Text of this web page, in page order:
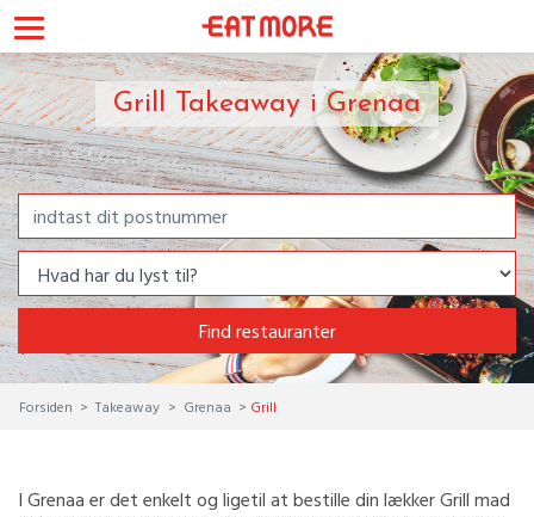
Grill Takeaway i Grenaa
Find restauranter
Forsiden Takeaway Grenaa Grill
I Grenaa er det enkelt og ligetil at bestille din lækker Grill mad